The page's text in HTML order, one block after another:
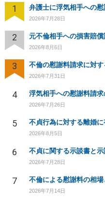
1 弁護士に浮気相手への
2026年7月28日
2 元不倫相手への損害賠
2026年8月6日
3 不倫の慰謝料請求に対
2026年7月31日
4 浮気相手への慰謝料請
2026年7月26日
5
2026年8月5日
6 不貞に関する示談書と
2026年7月28日
7 不倫による慰謝料の相
2026年7月14日